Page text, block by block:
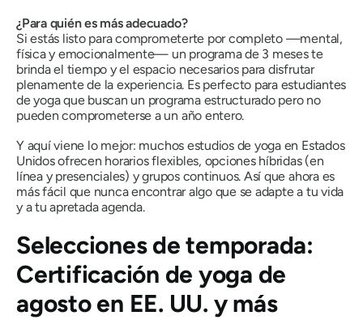
¿Para quién es más adecuado?
Si estás listo para comprometerte por completo —mental,
física y emocionalmente— un programa de 3 meses te
brinda el tiempo y el espacio necesarios para disfrutar
plenamente de la experiencia. Es perfecto para estudiantes
de yoga que buscan un programa estructurado pero no
pueden comprometerse a un año entero.
Y aquí viene lo mejor: muchos estudios de yoga en Estados
Unidos ofrecen horarios flexibles, opciones híbridas (en
línea y presenciales) y grupos continuos. Así que ahora es
más fácil que nunca encontrar algo que se adapte a tu vida
y atu apretada agenda.
Selecciones de temporada:
Certificación de yoga de
agosto en EE. UU. y más